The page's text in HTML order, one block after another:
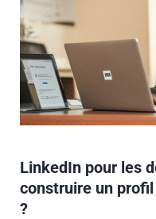
LinkedIn pour les
construire un
?